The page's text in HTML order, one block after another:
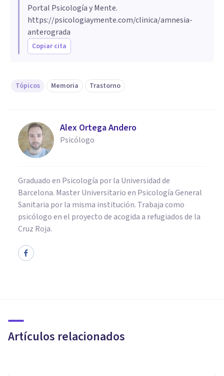
Portal Psicología y Mente.
https://psicologiaymente.com/clinica/amnesia-
anterograda
Copiar cita
Tópicos Memoria Trastorno
Alex Ortega Andero
Psicólogo
Graduado en Psicología por la Universidad de
Barcelona. Master Universitario en Psicología General
Sanitaria por la misma institución. Trabaja como
psicólogo en el proyecto de acogida a refugiados de la
Cruz Roja.
Artículos relacionados
tratamientos